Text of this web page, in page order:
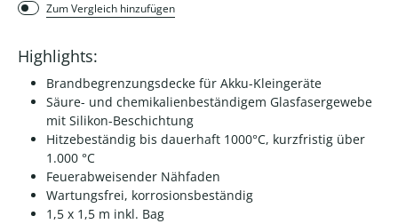
Zum Vergleich hinzufügen
Highlights:
Brandbegrenzungsdecke für Akku-Kleingeräte
Säure- und chemikalienbeständigem Glasfasergewebe
mit Silikon-Beschichtung
Hitzebeständig bis dauerhaft 1000°C, kurzfristig über
1.000 °C
Feuerabweisender Nähfaden
Wartungsfrei, korrosionsbeständig
1,5 x 1,5 m inkl. Bag